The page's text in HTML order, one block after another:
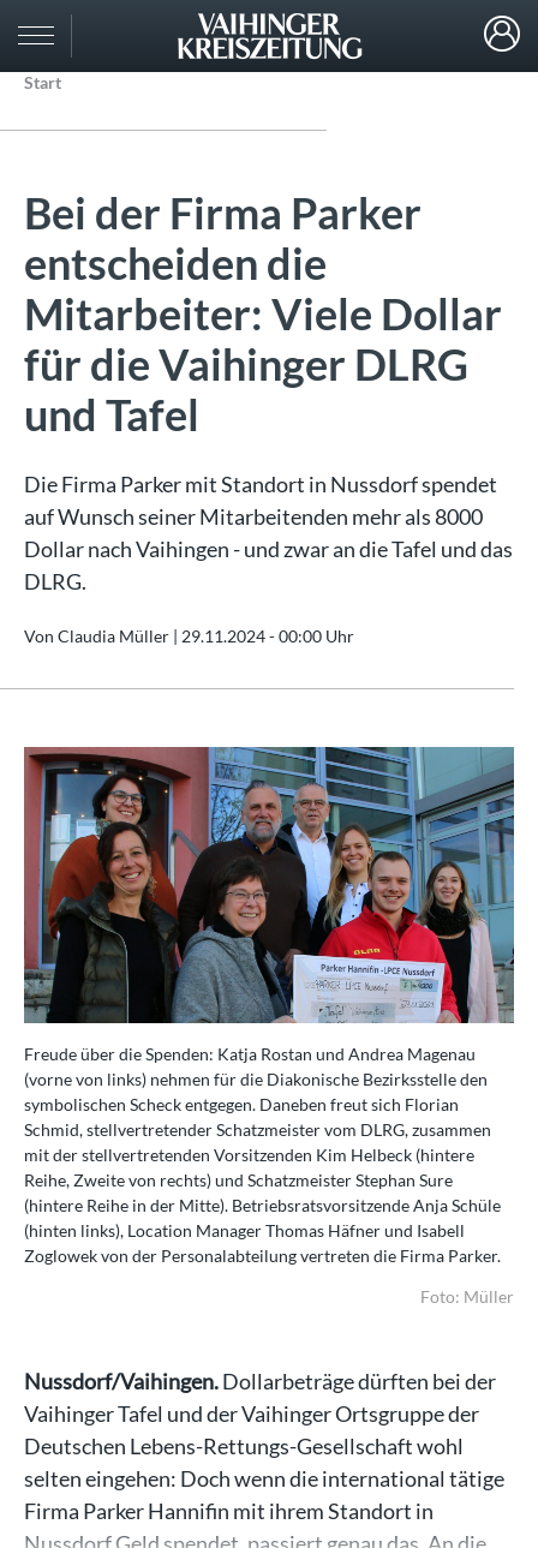
Start
Bei der Firma Parker
entscheiden die
Mitarbeiter: Viele Dollar
für die Vaihinger DLRG
und Tafel
Die Firma Parker mit Standort in Nussdorf spendet
auf Wunsch seiner Mitarbeitenden mehr als 8000
Dollar nach Vaihingen - und zwar an die Tafel und das
DLRG.
Von Claudia Müller | 29.11.2024 - 00:00 Uhr
Freude über die Spenden: Katja Rostan und Andrea Magenau
(vorne von links) nehmen für die Diakonische Bezirksstelle den
symbolischen Scheck entgegen. Daneben freut sich Florian
Schmid, stellvertretender Schatzmeister vom DLRG, zusammen
mit der stellvertretenden Vorsitzenden Kim Helbeck (hintere
Reihe, Zweite von rechts) und Schatzmeister Stephan Sure
(hintere Reihe in der Mitte). Betriebsratsvorsitzende Anja Schüle
(hinten links), Location Manager Thomas Häfner und Isabell
Zoglowek von der Personalabteilung vertreten die Firma Parker.
Foto: Müller
Nussdorf/Vaihingen.Dollarbeträge dürften bei der
Vaihinger Tafel und der Vaihinger Ortsgruppe der
Deutschen Lebens-Rettungs-Gesellschaft wohl
selten eingehen: Doch wenn die international tätige
Firma Parker Hannifin mit ihrem Standort in
Nussdorf Geld spendet, passiert genau das. An die